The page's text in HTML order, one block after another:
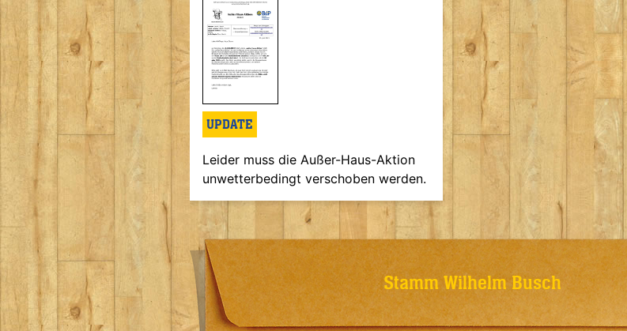
UPDATE
Leider muss die Außer-Haus-Aktion
unwetterbedingt verschoben werden.
Stamm Wilhelm Busch